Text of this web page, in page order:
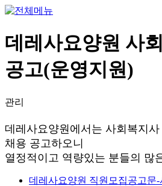
데레사요양원 사
공고(운영지원)
관리
데레사요양원에서는 사회복지사
채용 공고하오니
열정적이고 역량있는 분들의 많
데레사요양원 직원모집공고문